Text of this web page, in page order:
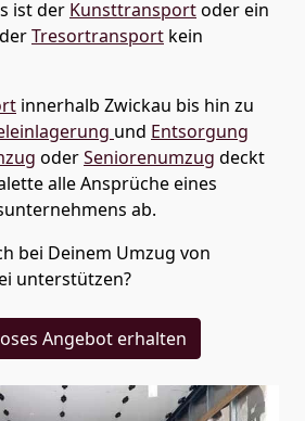
ist der Kunsttransportoder ein
Tresortransport kein
innerhalb Zwickau bis hin zu
und Entsorgung
oderSeniorenumzug deckt
alle Ansprüche eines
ab.
bei Deinem Umzug von
unterstützen?
Angebot erhalten